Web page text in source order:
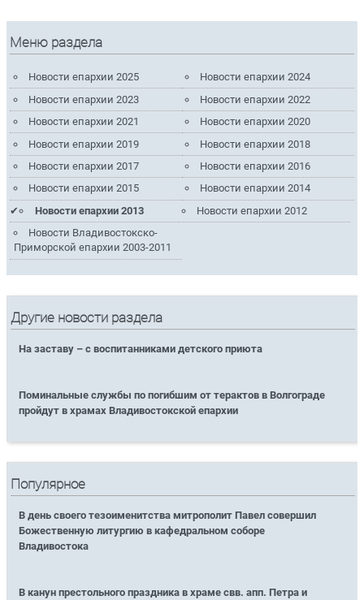
Меню раздела
Новости епархии 2025
Новости епархии 2024
Новости епархии 2023
Новости епархии 2022
Новости епархии 2021
Новости епархии 2020
Новости епархии 2019
Новости епархии 2018
Новости епархии 2017
Новости епархии 2016
Новости епархии 2015
Новости епархии 2014
Новости епархии 2013
Новости епархии 2012
Новости Владивостокско-
Приморской епархии 2003-2011
Другие новости раздела
На заставу – с воспитанниками детского приюта
Поминальные службы по погибшим от терактов в Волгограде
пройдут в храмах Владивостокской епархии
Популярное
В день своего тезоименитства митрополит Павел совершил
Божественную литургию в кафедральном соборе
Владивостока
В канун престольного праздника в храме свв. апп. Петра и